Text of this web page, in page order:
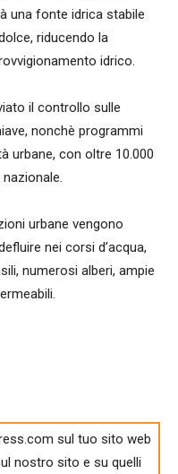
una fonte idrica stabile
riducendo la
idrico.
il controllo sulle
nonchè programmi
urbane, con oltre 10.000
urbane vengono
nei corsi d’acqua,
numerosi alberi, ampie
sul tuo sito web
nostro sito e su quelli